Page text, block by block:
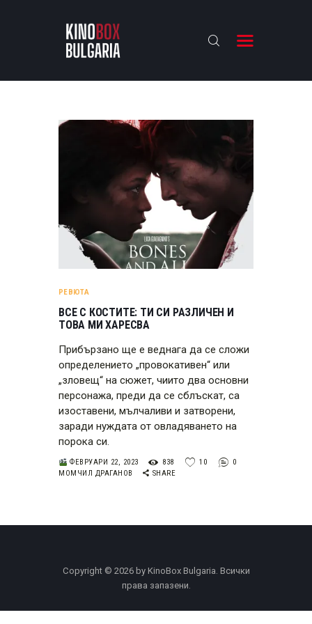
KINOBOX BULGARIA
БАХТИ НАГРАДИТЕ
ИНТЕРВЮТА
РЕВЮТА
ВСЕ С КОСТИТЕ: ТИ СИ РАЗЛИЧЕН И
ТОВА МИ ХАРЕСВА
Прибързано ще е веднага да се сложи
определението „провокативен“ или
„зловещ“ на сюжет, чиито два основни
персонажа, преди да се сблъскат, са
изоставени, мълчаливи и затворени,
заради нуждата от овладяването на
порока си.
ФЕВРУАРИ 22, 2023 838 10
0
МОМЧИЛ ДРАГАНОВ
SHARE
Copyright © 2026 by KinoBox Bulgaria. Всички
права запазени.